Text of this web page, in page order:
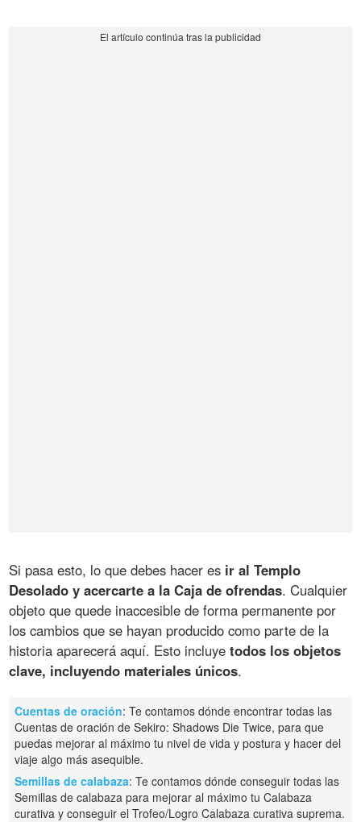
Si pasa esto, lo que debes hacer es ir al Templo
Desolado y acercarte a la Caja de ofrendas. Cualquier
objeto que quede inaccesible de forma permanente por
los cambios que se hayan producido como parte de la
historia aparecerá aquí. Esto incluyetodos los objetos
clave, incluyendo materiales únicos.
Cuentas de oración: Te contamos dónde encontrar todas las
Cuentas de oración de Sekiro: Shadows Die Twice, para que
puedas mejorar al máximo tu nivel de vida y postura y hacer del
viaje algo más asequible.
Semillas de calabaza: Te contamos dónde conseguir todas las
Semillas de calabaza para mejorar al máximo tu Calabaza
curativa y conseguir el Trofeo/Logro Calabaza curativa suprema.